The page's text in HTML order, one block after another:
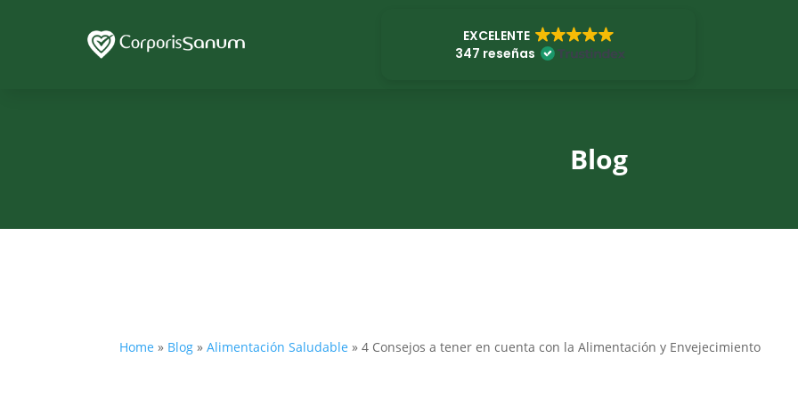
EXCELENTE
347 reseñas
Blog
Home » Blog »Alimentación Saludable »4 Consejos a tener en cuenta con la Alimentación y Envejecimiento